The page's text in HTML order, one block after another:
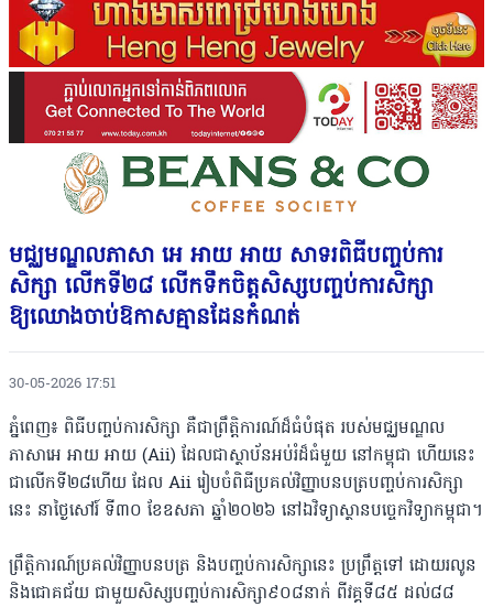
មជ្ឈមណ្ឌលភាសា អេ អាយ អាយ សាទរពិធីបញ្ចប់ការ
សិក្សា លើកទី២៨ លើកទឹកចិត្តសិស្សបញ្ចប់ការសិក្សា
ឱ្យឈោងចាប់ឱកាសគ្មានដែនកំណត់
30-05-2026 17:51
ភ្នំពេញ៖ ពិធីបញ្ចប់ការសិក្សា គឺជាព្រឹត្តិការណ៍ដ៏ធំបំផុត របស់មជ្ឈមណ្ឌល
ភាសាអេ អាយ អាយ (Aii) ដែលជាស្ថាប័នអប់រំដ៏ធំមួយ នៅកម្ពុជា ហើយនេះ
ជាលើកទី២៨ហើយ ដែល Aii រៀបចំពិធីប្រគល់វិញ្ញាបនបត្របញ្ចប់ការសិក្សា
នេះ នាថ្ងៃសៅរ៍ ទី៣០ ខែឧសភា ឆ្នាំ២០២៦ នៅឯវិទ្យាស្ថានបច្ចេកវិទ្យាកម្ពុជា។
ព្រឹត្តិការណ៍ប្រគល់វិញ្ញាបនបត្រ និងបញ្ចប់ការសិក្សានេះ ប្រព្រឹត្តទៅ ដោយរលូន
និងជោគជ័យ ជាមួយសិស្សបញ្ចប់ការសិក្សា៩០៨នាក់ ពីវគ្គទី៨៥ ដល់៨៨